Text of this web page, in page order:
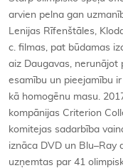
arvien pelna gan
Lenijas Rīfenštāles,
c. filmas, pat būdamas
aiz Daugavas, nerunājot
esamību un pieejamību
kā homogēnu masu.
kompānijas Criterion
komitejas sadarbība
iznāca DVD un Blu–Ray
uzņemtas par 41